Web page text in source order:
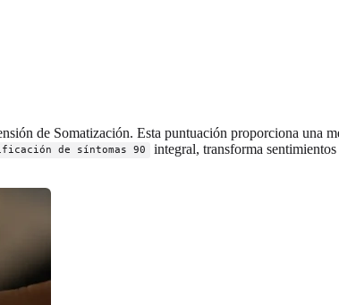
de Somatización. Esta puntuación proporciona una
de síntomas 90
integral, transforma